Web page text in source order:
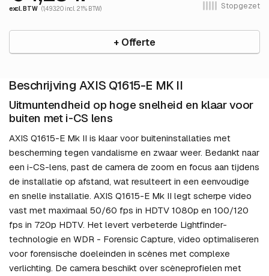
excl. BTW (1,493.20 incl. 21% BTW) Stopgezet
+ Offerte
Beschrijving AXIS Q1615-E MK II
Uitmuntendheid op hoge snelheid en klaar voor
buiten met i-CS lens
AXIS Q1615-E Mk II is klaar voor buiteninstallaties met
bescherming tegen vandalisme en zwaar weer. Bedankt naar
een i-CS-lens, past de camera de zoom en focus aan tijdens
de installatie op afstand, wat resulteert in een eenvoudige
en snelle installatie. AXIS Q1615-E Mk II legt scherpe video
vast met maximaal 50/60 fps in HDTV 1080p en 100/120
fps in 720p HDTV. Het levert verbeterde Lightfinder-
technologie en WDR - Forensic Capture, video optimaliseren
voor forensische doeleinden in scènes met complexe
verlichting. De camera beschikt over scèneprofielen met